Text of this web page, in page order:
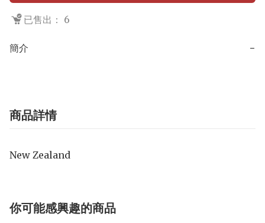
已售出： 6
簡介 −
商品詳情
New Zealand
你可能感興趣的商品